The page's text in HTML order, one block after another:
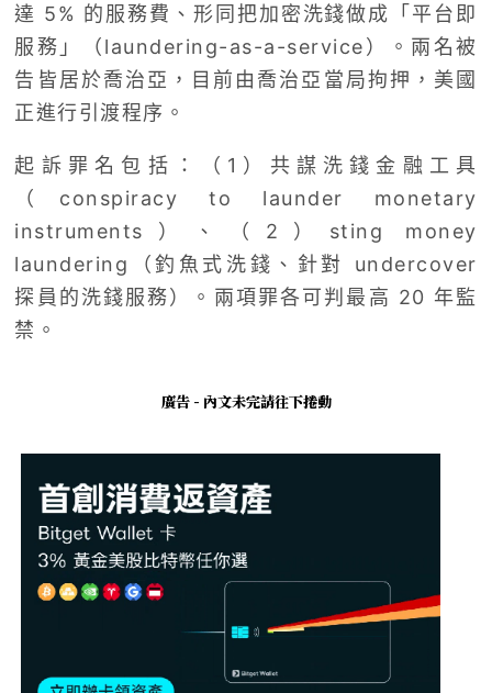
達 5% 的服務費、形同把加密洗錢做成「平台即
服務」（laundering-as-a-service）。兩名被
告皆居於喬治亞，目前由喬治亞當局拘押，美國
正進行引渡程序。
起訴罪名包括：（1）共謀洗錢金融工具
（conspiracy to launder monetary
instruments）、（2）sting money
laundering（釣魚式洗錢、針對 undercover
探員的洗錢服務）。兩項罪各可判最高 20 年監
禁。
廣告 - 內文未完請往下捲動